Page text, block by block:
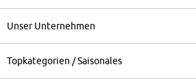
Unser Unternehmen
Topkategorien / Saisonales